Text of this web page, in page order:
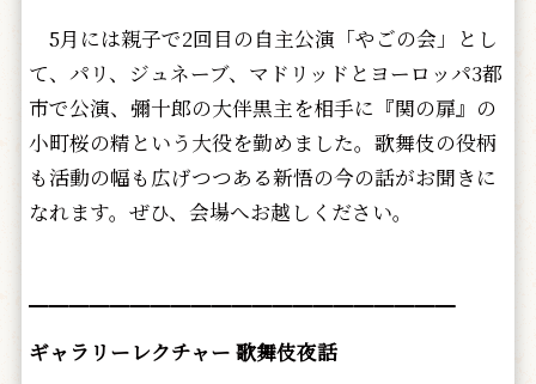
5月には親子で2回目の自主公演「やごの会」とし
て、パリ、 ジュネーブ、マドリッドとヨーロッパ3都
市で公演、 彌十郎の大伴黒主を相手に『関の扉』 の
小町桜の精という大役を勤めました。 歌舞伎の役柄
も活動の幅も広げつつある新悟の今の話がお聞きに
なれます。ぜひ、会場へお越しください。
━━━━━━━━━━━━━━━━━━━━━
ギャラリーレクチャー 歌舞伎夜話